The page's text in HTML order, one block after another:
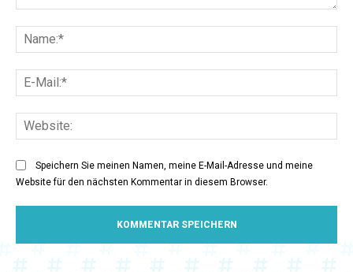
Speichern Sie meinen Namen, meine E-Mail-Adresse und meine
Website für den nächsten Kommentar in diesem Browser.